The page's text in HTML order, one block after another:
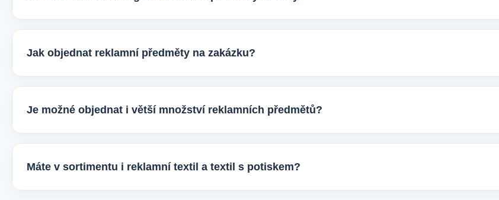
Jak objednat reklamní předměty na zakázku?
Je možné objednat i větší množství reklamních předmětů?
Máte v sortimentu i reklamní textil a textil s potiskem?